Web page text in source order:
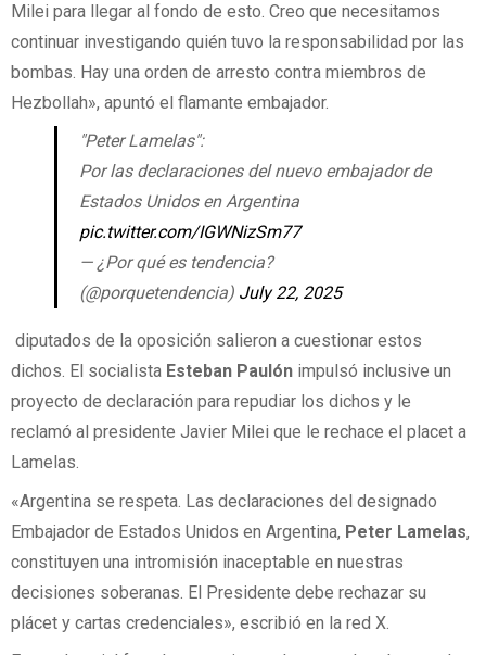
Milei para llegar al fondo de esto. Creo que necesitamos
continuar investigando quién tuvo la responsabilidad por las
bombas. Hay una orden de arresto contra miembros de
Hezbollah», apuntó el flamante embajador.
"Peter Lamelas":
Por las declaraciones del nuevo embajador de
Estados Unidos en Argentina
pic.twitter.com/IGWNizSm77
— ¿Por qué es tendencia?
(@porquetendencia) July 22, 2025
diputados de la oposición salieron a cuestionar estos
dichos. El socialista Esteban Paulón impulsó inclusive un
proyecto de declaración para repudiar los dichos y le
reclamó al presidente Javier Milei que le rechace el placet a
Lamelas.
«Argentina se respeta. Las declaraciones del designado
Embajador de Estados Unidos en Argentina, Peter Lamelas,
constituyen una intromisión inaceptable en nuestras
decisiones soberanas. El Presidente debe rechazar su
plácet y cartas credenciales», escribió en la red X.